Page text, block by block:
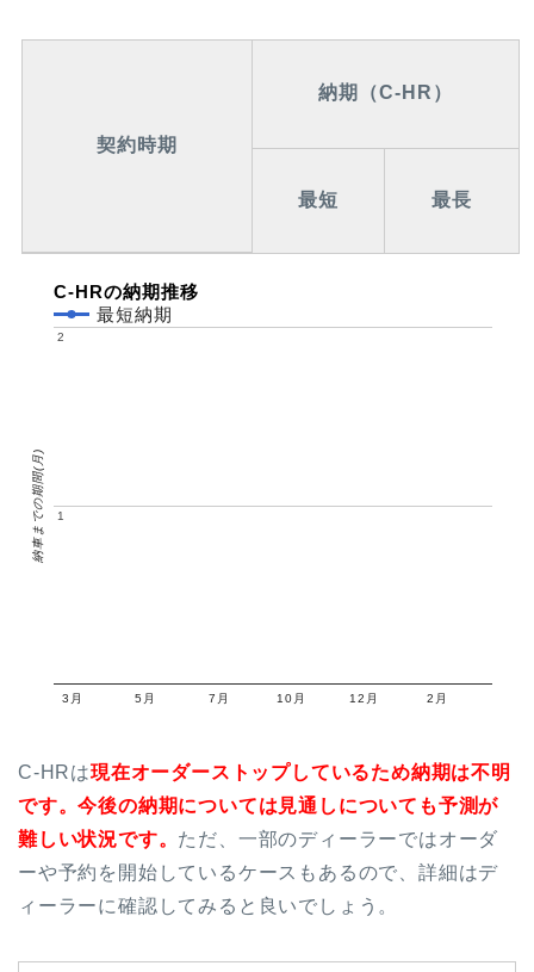
契約時期
納期（C-HR）
最短 最長
C-HRの納期推移
最短納期
3月 5月 7月 10月 12月 2月
11
2
2
納車までの期間(月)
C-HRは現在オーダーストップしているため納期は不明
です。今後の納期については見通しについても予測が
難しい状況です。 ただ、一部のディーラーではオーダ
ーや予約を開始しているケースもあるので、詳細はデ
ィーラーに確認してみると良いでしょう。